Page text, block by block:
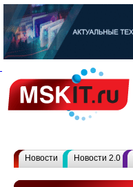
Новости Новости 2.0